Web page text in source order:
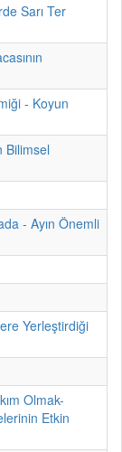
Sarı Ter
- Koyun
Bilimsel
- Ayın Önemli
Yerleştirdiği
Olmak-
Etkin